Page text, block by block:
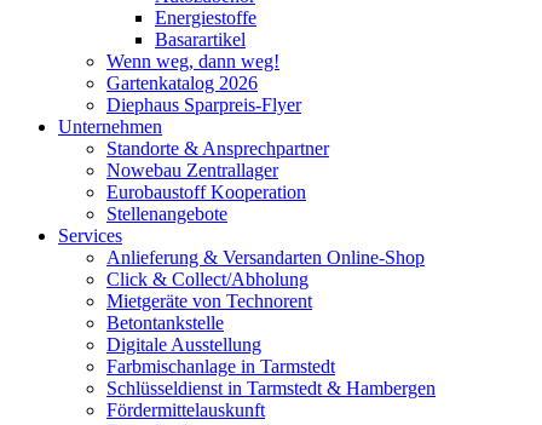
Energiestoffe
Basarartikel
Wenn weg, dann weg!
Gartenkatalog 2026
Diephaus Sparpreis-Flyer
Unternehmen
Standorte & Ansprechpartner
Nowebau Zentrallager
Eurobaustoff Kooperation
Stellenangebote
Services
Anlieferung & Versandarten Online-Shop
Click & Collect/Abholung
Mietgeräte von Technorent
Betontankstelle
Digitale Ausstellung
Farbmischanlage in Tarmstedt
Schlüsseldienst in Tarmstedt & Hambergen
Fördermittelauskunft